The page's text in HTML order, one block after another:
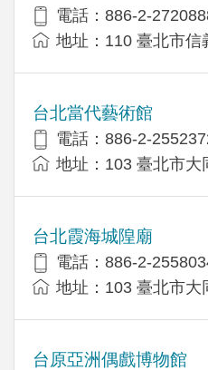
電話：886-2-
地址：110 臺北市
台北當代藝術館
電話：886-2-
地址：103 臺北市大
台北霞海城隍廟
電話：886-2-
地址：103 臺北市大
台原亞洲偶戲博物館